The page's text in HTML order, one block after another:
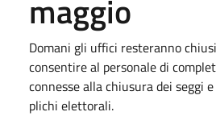
maggio
Domani gli uffici resteranno
consentire al personale di
connesse alla chiusura dei seggi
plichi elettorali.